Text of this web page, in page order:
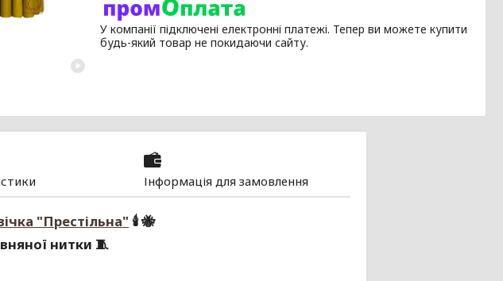
У компанії підключені електронні платежі. Тепер ви можете купити
будь-який товар не покидаючи сайту.
Інформація для замовлення
"Престільна" 🕯 🐝
нитки 🧵